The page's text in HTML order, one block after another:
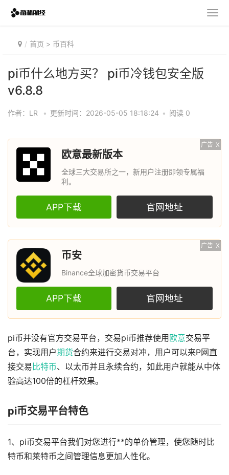
首页 > 币百科
pi币什么地方买？ pi币冷钱包安全版
v6.8.8
作者：LR • 更新时间：2026-05-05 18:18:24 • 阅读 0
广告 X
欧意最新版本
全球三大交易所之一，新用户注册即领专属福
利。
APP下载 官网地址
广告 X
币安
Binance全球加密货币交易平台
APP下载 官网地址
pi币并没有官方交易平台，交易pi币推荐使用 欧意交易平
台，实现用户期货合约来进行交易对冲，用户可以来P网直
接交易 比特币、以太币并且永续合约，如此用户就能从中体
验高达100倍的杠杆效果。
pi币交易平台特色
1、pi币交易平台我们对您进行**的单价管理，使您随时比
特币和莱特币之间管理信息更加人性化。